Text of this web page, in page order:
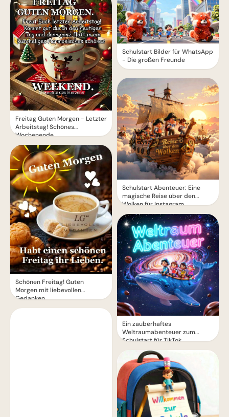
Freitag Guten Morgen - Letzter
Arbeitstag! Schönes
Wochenende
Schönen Freitag! Guten
Morgen mit liebevollen
Gedanken
Schulstart Bilder für WhatsApp
- Die großen Freunde
Schulstart Abenteuer: Eine
magische Reise über den
Wolken für Instagram
Ein zauberhaftes
Weltraumabenteuer zum
Schulstart für TikTok